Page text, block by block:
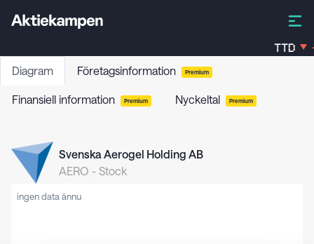
TTD
Diagram Företagsinformation Premium
Finansiell information Premium Nyckeltal Premium
Svenska Aerogel Holding AB
AERO - Stock
ingen data ännu